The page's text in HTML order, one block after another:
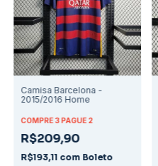
Camisa Barcelona -
2015/2016 Home
COMPRE 3 PAGUE 2
R$209,90
R$193,11 com Boleto